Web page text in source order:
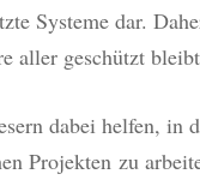
Systeme dar.
aller geschützt
dabei helfen, in
Projekten zu